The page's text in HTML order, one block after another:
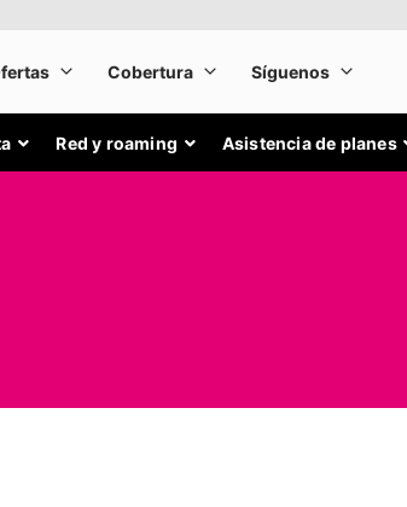
Red y roaming Asistencia de planes